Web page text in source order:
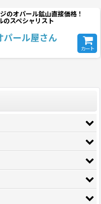
のオパール鉱山直接価格！
のスペシャリスト
パール屋さん
カート